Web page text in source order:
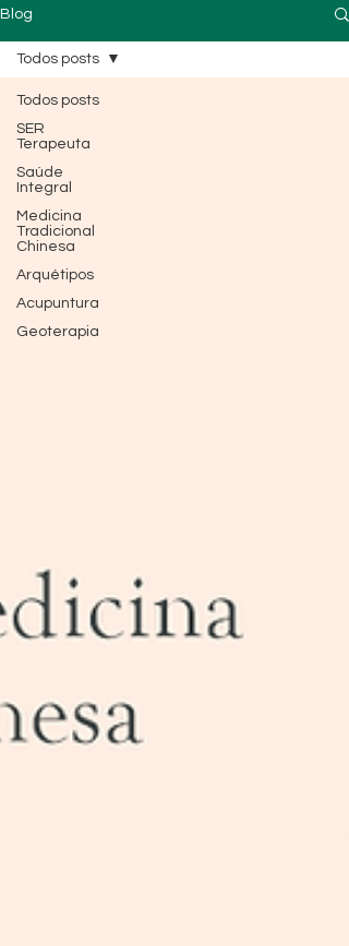
Blog
Todos posts
SER
Terapeuta
Saúde
Integral
Medicina
Tradicional
Chinesa
Arquétipos
Acupuntura
Geoterapia
Todos posts